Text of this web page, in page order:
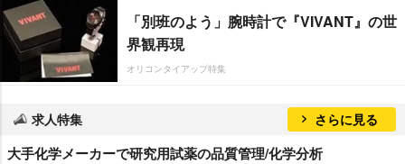
「別班のよう」腕時計で『VIVANT』の世
界観再現
オリコンタイアップ特集
求人特集 さらに見る
大手化学メーカーで研究用試薬の品質管理/化学分析